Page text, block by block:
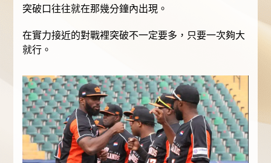
突破口往往就在那幾分鐘內出現。
在實力接近的對戰裡突破不一定要多，只要一次夠大
就行。